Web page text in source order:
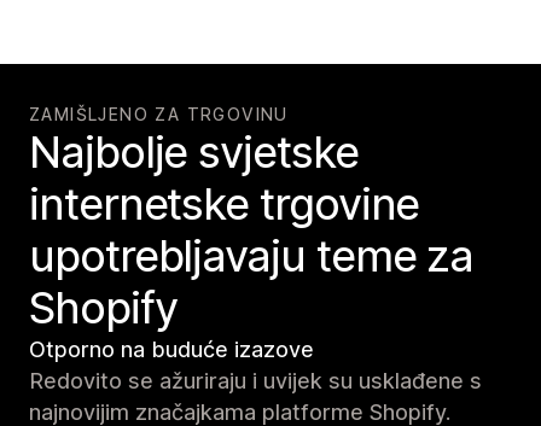
ZAMIŠLJENO ZA TRGOVINU
Najbolje svjetske
internetske trgovine
upotrebljavaju teme za
Shopify
Otporno na buduće izazove
Redovito se ažuriraju i uvijek su usklađene s
najnovijim značajkama platforme Shopify.